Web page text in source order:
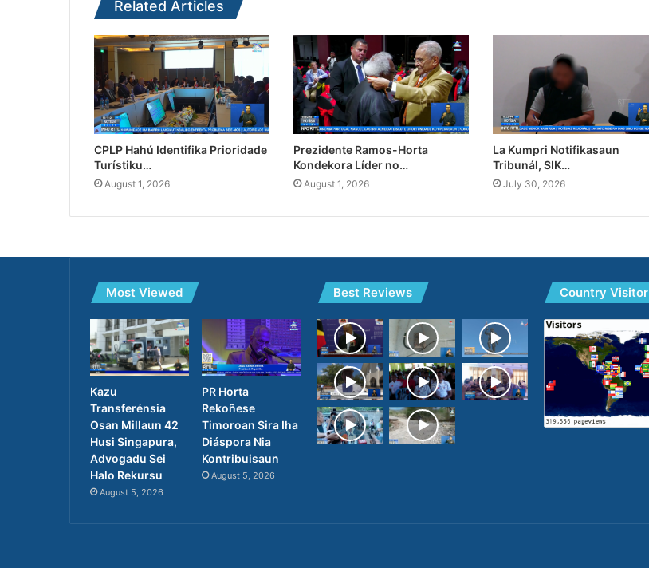
Related Articles
CPLP Hahú Identifika Prioridade
Turístiku…
August 1, 2026
Prezidente Ramos-Horta
Kondekora Líder no…
August 1, 2026
La Kumpri Notifikasaun
Tribunál, SIK…
July 30, 2026
Most Viewed
Kazu
Transferénsia
Osan Millaun 42
Husi Singapura,
Advogadu Sei
Halo Rekursu
August 5, 2026
PR Horta
Rekoñese
Timoroan Sira Iha
Diáspora Nia
Kontribuisaun
August 5, 2026
Best Reviews Country Visitor